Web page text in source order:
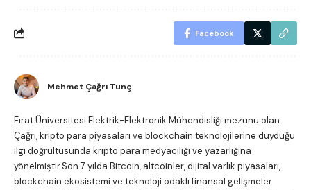
Facebook
Mehmet Çağrı Tunç
Fırat Üniversitesi Elektrik-Elektronik Mühendisliği mezunu olan
Çağrı, kripto para piyasaları ve blockchain teknolojilerine duyduğu
ilgi doğrultusunda kripto para medyacılığı ve yazarlığına
yönelmiştir.Son 7 yılda Bitcoin, altcoinler, dijital varlık piyasaları,
blockchain ekosistemi ve teknoloji odaklı finansal gelişmeler